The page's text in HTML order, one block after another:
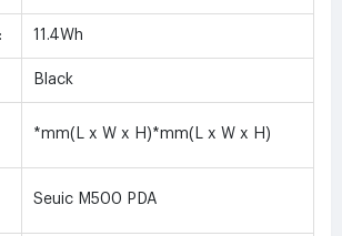
11.4Wh
Black
*mm(L x W x H)*mm(L x W x H)
Seuic M500 PDA